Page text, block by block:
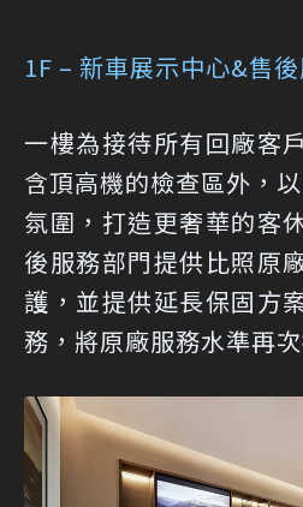
1F – 新車展示中心&售
一樓為接待所有回廠客
含頂高機的檢查區外，
氛圍，打造更奢華的客
後服務部門提供比照原
護，並提供延長保固方
務，將原廠服務水準再次